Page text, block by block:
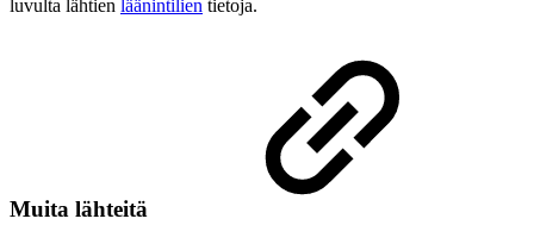
luvulta lähtien läänintilien tietoja.
Muita lähteitä